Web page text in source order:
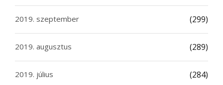
2019. szeptember (299)
2019. augusztus (289)
2019. július (284)